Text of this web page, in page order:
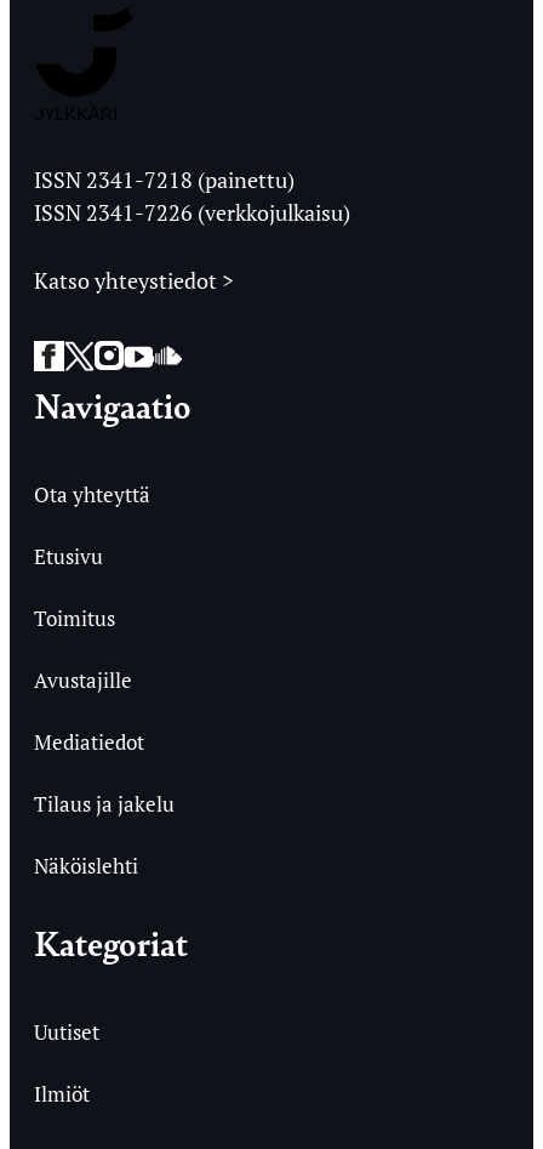
Ylioppilaslehti
ISSN 2341-7218 (painettu)
ISSN 2341-7226 (verkkojulkaisu)
Katso yhteystiedot >
Facebook
Twitter
Instagram
YouTube
SoundCloud
Navigaatio
Ota yhteyttä
Etusivu
Toimitus
Avustajille
Mediatiedot
Tilaus ja jakelu
Näköislehti
Kategoriat
Uutiset
Ilmiöt